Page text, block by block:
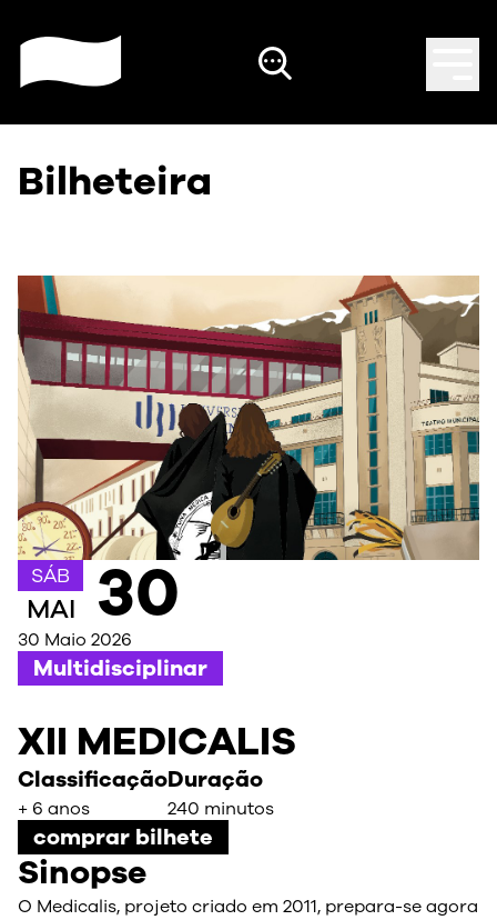
Bilheteira
SÁB
MAI 30
30 Maio 2026
Multidisciplinar
XII MEDICALIS
Classificação
+ 6 anos
Duração
240 minutos
comprar bilhete
Sinopse
O Medicalis, projeto criado em 2011, prepara-se agora